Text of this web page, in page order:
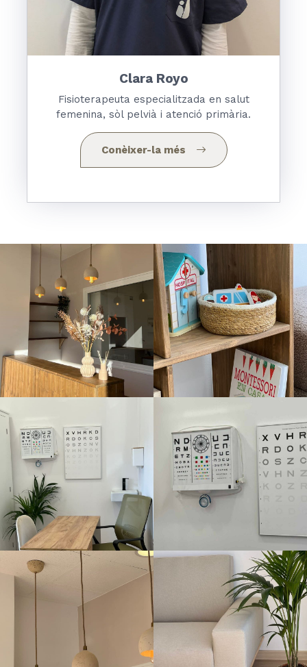
Clara Royo
Fisioterapeuta especialitzada en salut
femenina, sòl pelvià i atenció primària.
Conèixer-la més